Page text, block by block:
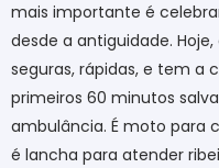
mais importante é
desde a antiguidade.
seguras, rápidas, e tem a
primeiros 60 minutos
ambulância. É moto para
é lancha para atender